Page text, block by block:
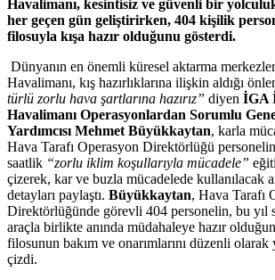
Havalimanı, kesintisiz ve güvenli bir
her geçen gün geliştirirken, 404 kişilik
filosuyla kışa hazır olduğunu gösterdi.
Dünyanın en önemli küresel aktarma
Havalimanı, kış hazırlıklarına ilişkin aldığı
türlü zorlu hava şartlarına hazırız” diyen İGA
Havalimanı Operasyonlardan Sorumlu
Yardımcısı Mehmet Büyükkaytan, karla
Hava Tarafı Operasyon Direktörlüğü
saatlik “zorlu iklim koşullarıyla mücadele”
çizerek, kar ve buzla mücadelede kullanılacak
detayları paylaştı. Büyükkaytan, Hava Tarafı
Direktörlüğünde görevli 404 personelin, bu yıl
araçla birlikte anında müdahaleye hazır
filosunun bakım ve onarımlarını düzenli olarak
çizdi.